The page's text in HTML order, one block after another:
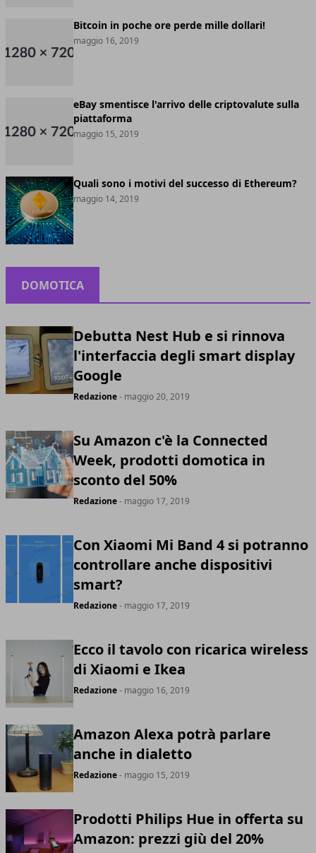
Bitcoin in poche ore perde mille dollari!
maggio 16, 2019
eBay smentisce l'arrivo delle criptovalute sulla
piattaforma
maggio 15, 2019
Quali sono i motivi del successo di Ethereum?
maggio 14, 2019
DOMOTICA
Debutta Nest Hub e si rinnova
l'interfaccia degli smart display
Google
Redazione- maggio 20, 2019
Su Amazon c'è la Connected
Week, prodotti domotica in
sconto del 50%
Redazione- maggio 17, 2019
Con Xiaomi Mi Band 4 si potranno
controllare anche dispositivi
smart?
Redazione- maggio 17, 2019
Ecco il tavolo con ricarica wireless
di Xiaomi e Ikea
Redazione- maggio 16, 2019
Amazon Alexa potrà parlare
anche in dialetto
Redazione- maggio 15, 2019
Prodotti Philips Hue in offerta su
Amazon: prezzi giù del 20%